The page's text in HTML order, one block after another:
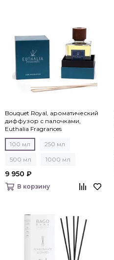
Bouquet Royal, ароматический
диффузор с палочками,
Euthalia Fragrances
100 мл 250 мл
500 мл 1000 мл
9 950 ₽
В корзину